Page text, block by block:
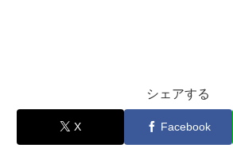
シェアする
X Facebook